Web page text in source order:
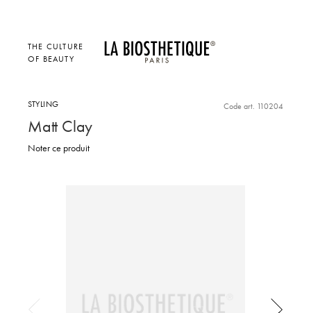
THE CULTURE
OF BEAUTY
STYLING Code art. 110204
Matt Clay
Noter ce produit